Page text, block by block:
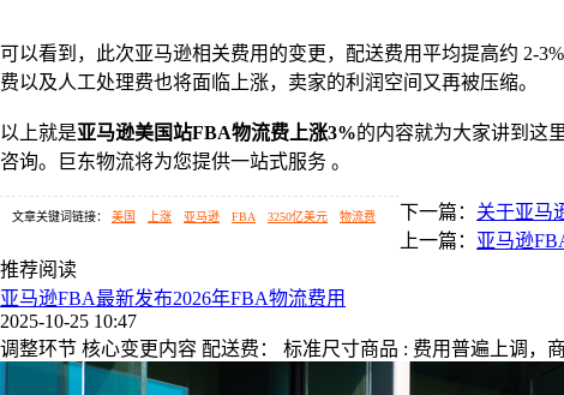
可以看到，此次亚马逊相关费用的变更，配送费用平均提高约 2-
费以及人工处理费也将面临上涨，卖家的利润空间又再被压缩。
以上就是亚马逊美国站FBA物流费上涨3%的内容就为大家讲到这
咨询。巨东物流将为您提供一站式服务 。
文章关键词链接： 美国 上涨 亚马逊 FBA 3250亿美元 物流费 下一篇： 关于亚马
上一篇： 亚马逊
推荐阅读
亚马逊FBA最新发布2026年FBA物流费用
2025-10-25 10:47
调整环节 核心变更内容 配送费： 标准尺寸商品 : 费用普遍上调，